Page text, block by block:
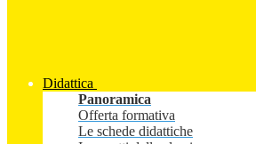
Didattica
Panoramica
Offerta formativa
Le schede didattiche